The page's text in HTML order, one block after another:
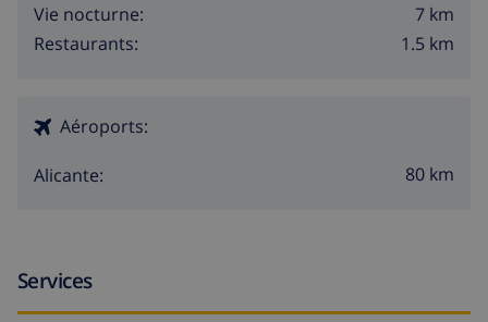
Vie nocturne:
7 km
Restaurants:
1.5 km
Aéroports:
Alicante: 80 km
Services